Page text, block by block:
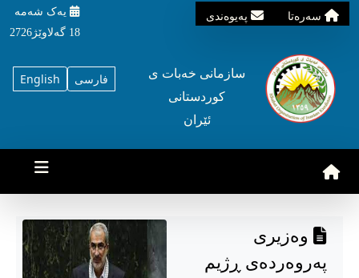
سه‌ره‌تا په‌یوه‌ندی
یه‌ک شه‌مه‌
18 گه‌لاوێژ2726
English فارسی
سازمانی خه‌بات ی
کوردستانی
ئێران
وەزیری
پەروەردەی ڕژیم